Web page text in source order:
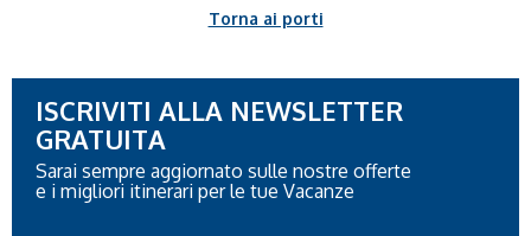
Torna ai porti
ISCRIVITI ALLA NEWSLETTER
GRATUITA
Sarai sempre aggiornato sulle nostre offerte
e i migliori itinerari per le tue Vacanze